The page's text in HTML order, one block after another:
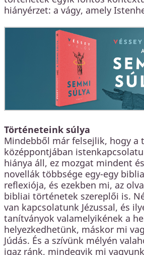
hiányérzet: a vágy, amely
Történeteink súlya
Mindebből már felsejlik, hogy a
középpontjában
hiánya áll, ez mozgat mindent
novellák többsége egy-egy
reflexiója, és ezekben mi, az
bibliai történetek szereplői is.
van kapcsolatunk Jézussal, és
tanítványok valamelyikének a
helyezkedhetünk, máskor mi
Júdás. És a szívünk mélyén
igaz ránk, mindegyik mi